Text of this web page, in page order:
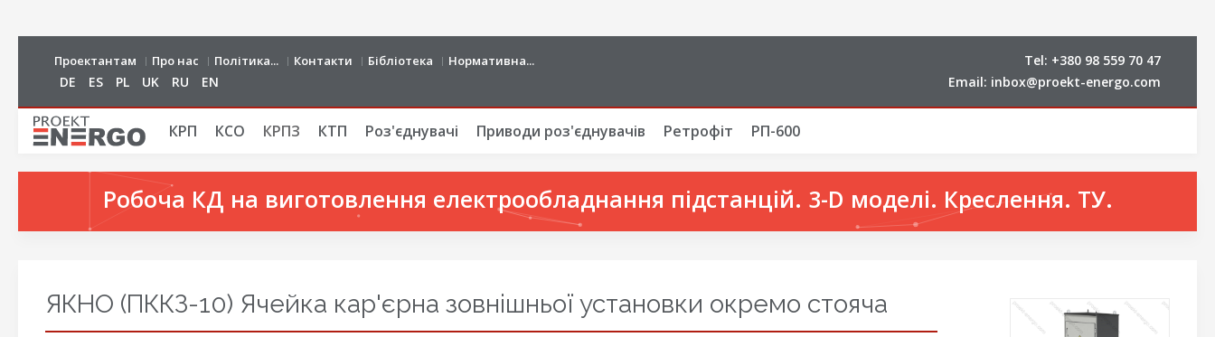
Проектантам Про нас Політика... Контакти Бібліотека Нормативна...
DE ES PL UK RU EN
Tel: +380 98 559 70 47
Email: inbox@proekt-energo.com
КРП КСО КРПЗ КТП Роз'єднувачі Приводи роз'єднувачів Ретрофіт РП-600
Робоча КД на виготовлення електрообладнання підстанцій. 3-D моделі. Креслення. ТУ.
ЯКНО (ПККЗ-10) Ячейка кар'єрна зовнішньої установки окремо стояча